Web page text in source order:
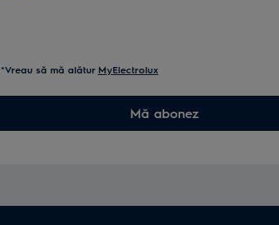
*Vreau să mă alătur MyElectrolux
Mă abonez